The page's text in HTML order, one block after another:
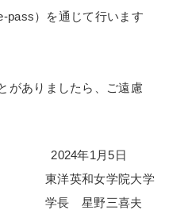
pass）を通じて行います
がありましたら、ご遠慮
2024年1月5日
東洋英和女学院大学
学長 星野三喜夫